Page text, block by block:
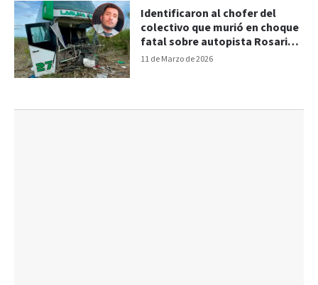
11 de Marzo de 2026
Identificaron al chofer del
colectivo que murió en choque
fatal sobre autopista Rosario-
Santa Fe